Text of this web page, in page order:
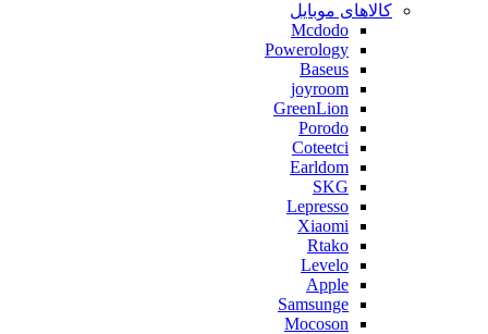
کالاهای موبایل
Mcdodo
Powerology
Baseus
joyroom
GreenLion
Porodo
Coteetci
Earldom
SKG
Lepresso
Xiaomi
Rtako
Levelo
Apple
Samsunge
Mocoson